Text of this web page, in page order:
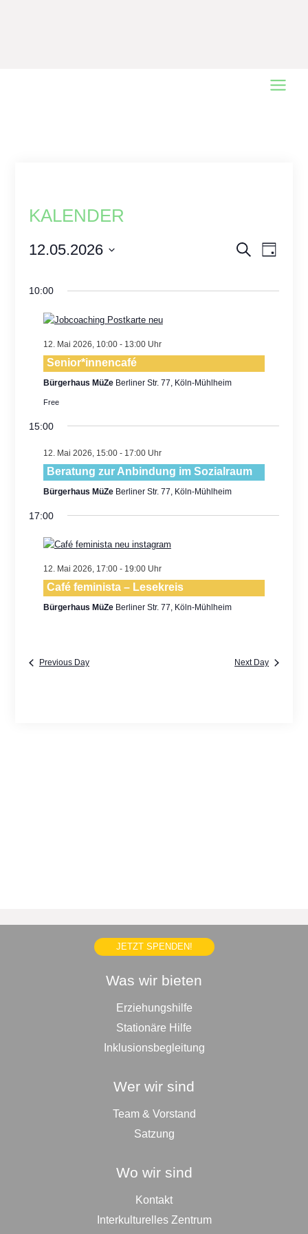
Main
KALENDER
Events
and
Search Event
Day
12.05.2026
10:00
12. Mai 2026, 10:00- 13:00
Senior*innencafé
Bürgerhaus MüZe Berliner Str. 77, Köln-Mühlheim
Free
15:00
12. Mai 2026, 15:00- 17:00
Beratung zur Anbindung im Sozialraum
Bürgerhaus MüZe Berliner Str. 77, Köln-Mühlheim
17:00
12. Mai 2026, 17:00- 19:00
Café feminista – Lesekreis
Bürgerhaus MüZe Berliner Str. 77, Köln-Mühlheim
Previous Day Next Day
JETZT SPENDEN!
Was wir bieten
Erziehungshilfe
Stationäre Hilfe
Inklusionsbegleitung
Wer wir sind
Team & Vorstand
Satzung
Wo wir sind
Kontakt
Interkulturelles Zentrum